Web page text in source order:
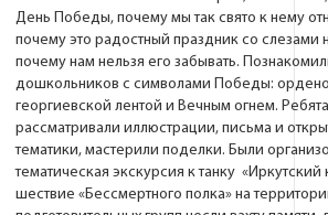
День Победы, почему мы так свято к нему
почему это радостный праздник со слезами
почему нам нельзя его забывать.
дошкольников с символами Победы:
георгиевской лентой и Вечным огнем. Ребята
рассматривали иллюстрации, письма и
тематики, мастерили поделки. Были
тематическая экскурсия к танку
шествие «Бессмертного полка» на